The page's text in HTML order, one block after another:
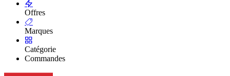
Offres
Marques
Catégorie
Commandes